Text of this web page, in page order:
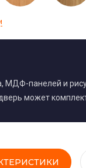
МДФ-панелей и
может